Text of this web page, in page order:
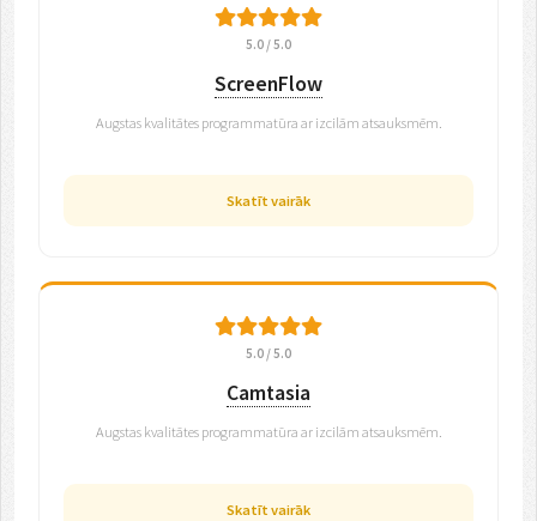
5.0 / 5.0
ScreenFlow
Augstas kvalitātes programmatūra ar izcilām atsauksmēm.
Skatīt vairāk
5.0 / 5.0
Camtasia
Augstas kvalitātes programmatūra ar izcilām atsauksmēm.
Skatīt vairāk